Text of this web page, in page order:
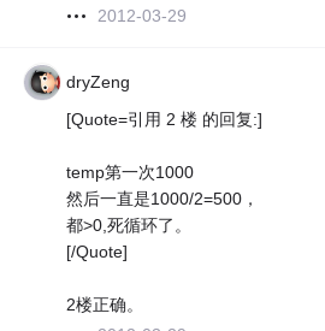
2012-03-29
dryZeng
[Quote=引用 2 楼 的回复:]
temp第一次1000
然后一直是1000/2=500，
都>0,死循环了。
[/Quote]
2楼正确。